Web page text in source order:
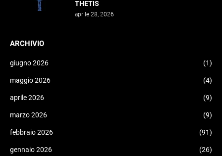
THETIS
aprile 28, 2026
ARCHIVIO
giugno 2026 (1)
maggio 2026 (4)
aprile 2026 (9)
marzo 2026 (9)
febbraio 2026 (91)
gennaio 2026 (26)